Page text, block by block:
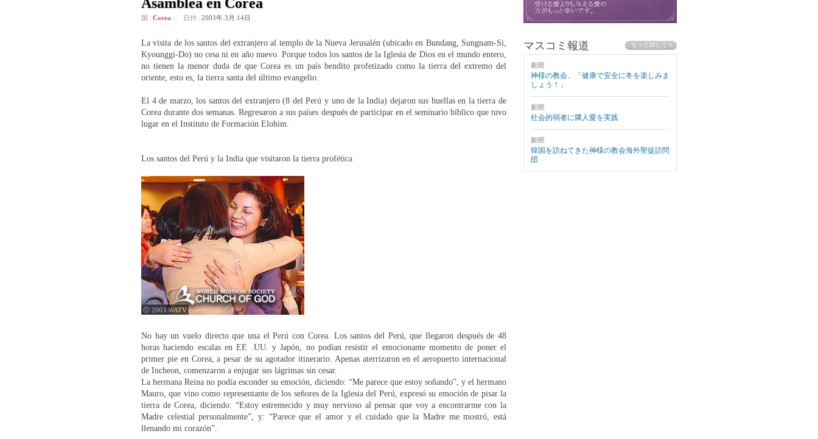
国 Corea 日付 2003年.3月.14日
La visita de los santos del extranjero al templo de la Nueva Jerusalén (ubicado en Bundang, Sungnam-Si,
Kyounggi-Do) no cesa ni en año nuevo. Porque todos los santos de la Iglesia de Dios en el mundo entero,
no tienen la menor duda de que Corea es un país bendito profetizado como la tierra del extremo del
oriente, esto es, la tierra santa del último evangelio.
El 4 de marzo, los santos del extranjero (8 del Perú y uno de la India) dejaron sus huellas en la tierra de
Corea durante dos semanas. Regresaron a sus países después de participar en el seminario bíblico que tuvo
lugar en el Instituto de Formación Elohim.
Los santos del Perú y la India que visitaron la tierra profética
ⓒ 2003 WATV
No hay un vuelo directo que una el Perú con Corea. Los santos del Perú, que llegaron después de 48
horas haciendo escalas en EE .UU. y Japón, no podían resistir el emocionante momento de poner el
primer pie en Corea, a pesar de su agotador itinerario. Apenas aterrizaron en el aeropuerto internacional
de Incheon, comenzaron a enjugar sus lágrimas sin cesar.
La hermana Reina no podía esconder su emoción, diciendo: “Me parece que estoy soñando”, y el hermano
Mauro, que vino como representante de los señores de la Iglesia del Perú, expresó su emoción de pisar la
tierra de Corea, diciendo: “Estoy estremecido y muy nervioso al pensar que voy a encontrarme con la
Madre celestial personalmente”, y: “Parece que el amor y el cuidado que la Madre me mostró, está
llenando mi corazón”.
マスコミ報道
新聞
神様の教会、「健康で安全に冬を楽しみま
しょう！」
新聞
社会的弱者に隣人愛を実践
新聞
韓国を訪ねてきた神様の教会海外聖徒訪問
団